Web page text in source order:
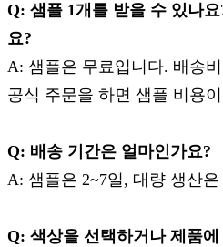
Q: 샘플 1개를 받을 수 있나
요?
A: 샘플은 무료입니다. 배송
공식 주문을 하면 샘플 비용
Q: 배송 기간은 얼마인가요?
A: 샘플은 2~7일, 대량 생산
Q: 색상을 선택하거나 제품